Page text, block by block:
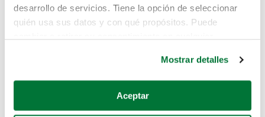
desarrollo de servicios. Tiene la opción de seleccionar
quién usa sus datos y con qué propósitos. Puede
Si lo permite, también quisiéramos:
Recopilar información sobre su ubicación geográfica
Mostrar detalles
Aceptar
Pero puedes encontrar el coche que estás
buscando en alguno de estos enlaces:
Coches de segunda mano
Coches de km0